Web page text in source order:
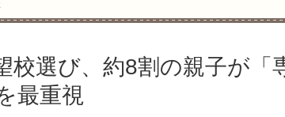
校選び、約8割の親子が「
最重視